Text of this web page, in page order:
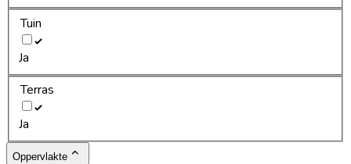
Tuin
Ja
Terras
Ja
Oppervlakte